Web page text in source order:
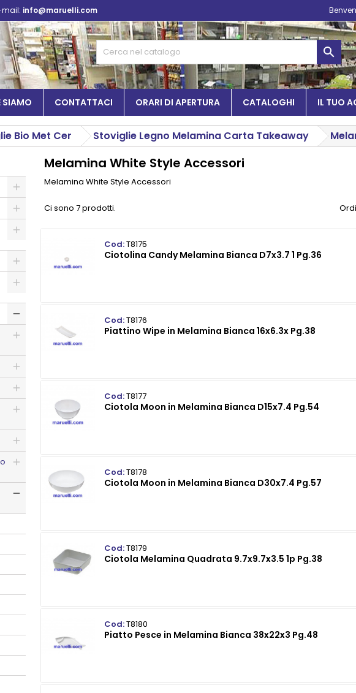
mail: info@maruelli.com

SIAMO CONTATTACI ORARI DI APERTURA CATALOGHI IL TUO
Bio Met Cer Stoviglie Legno Melamina Carta Takeaway
Melamina White Style Accessori
Melamina White Style Accessori
Ci sono 7 prodotti.
Cod:T8175
Ciotolina Candy Melamina Bianca D7x3.7 1 Pg.36
Cod:T8176
Piattino Wipe in Melamina Bianca 16x6.3x Pg.38
Cod:T8177
Ciotola Moon in Melamina Bianca D15x7.4 Pg.54
Cod:T8178
Ciotola Moon in Melamina Bianca D30x7.4 Pg.57
Cod:T8179
Ciotola Melamina Quadrata 9.7x9.7x3.5 1p Pg.38
Cod:T8180
Piatto Pesce in Melamina Bianca 38x22x3 Pg.48